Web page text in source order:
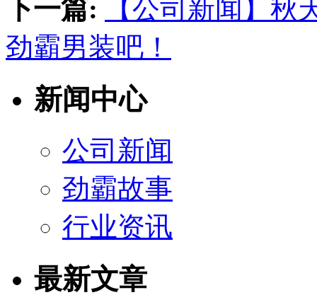
下一篇:
【公司新闻】
劲霸男装吧！
新闻中心
公司新闻
劲霸故事
行业资讯
最新文章